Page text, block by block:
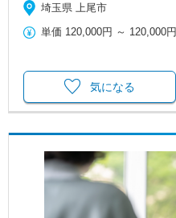
埼玉県 上尾市
単価 120,000円 ～ 120,000円
気になる